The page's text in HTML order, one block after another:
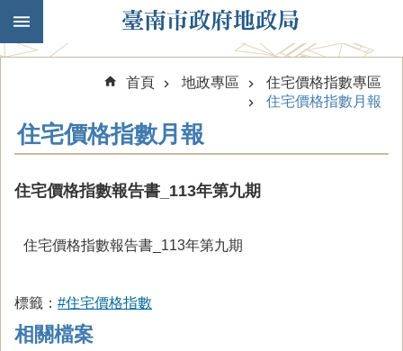
跳到主要內容區塊
首頁 地政專區
住宅價格指數專區
住宅價格指數月報
住宅價格指數月報
住宅價格指數報告書_113年第九期
住宅價格指數報告書_113年第九期
標籤： #住宅價格指數
相關檔案